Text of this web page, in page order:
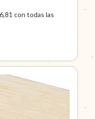
con todas las